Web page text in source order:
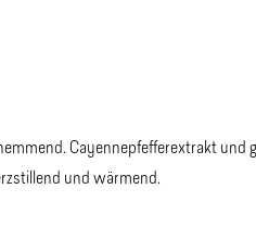
Cayennepfefferextrakt und
und wärmend.